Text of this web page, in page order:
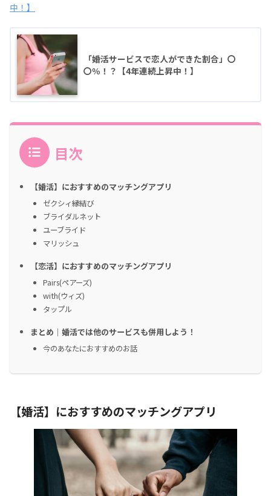
中！】
「婚活サービスで恋人ができた割合」〇
〇％！？【4年連続上昇中！】
目次
【婚活】におすすめのマッチングアプリ
ゼクシィ縁結び
ブライダルネット
ユーブライド
マリッシュ
【恋活】におすすめのマッチングアプリ
Pairs(ペアーズ)
with(ウィズ)
タップル
まとめ｜婚活では他のサービスも併用しよう！
今のあなたにおすすめのお話
【婚活】におすすめのマッチングアプリ